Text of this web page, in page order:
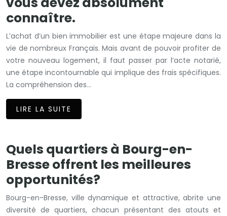
connaître.
L’achat d’un bien immobilier est une étape majeure dans la
vie de nombreux Français. Mais avant de pouvoir profiter de
votre nouveau logement, il faut passer par l’acte notarié,
une étape incontournable qui implique des frais spécifiques.
La compréhension des…
LIRE LA SUITE
Quels quartiers à Bourg-en-
Bresse offrent les meilleures
opportunités?
Bourg-en-Bresse, ville dynamique et attractive, abrite une
diversité de quartiers, chacun présentant des atouts et